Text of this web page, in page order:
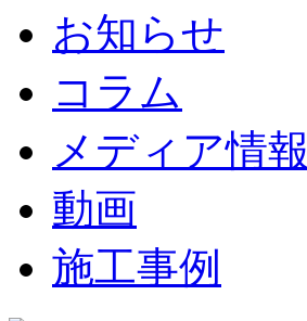
お知らせ
コラム
メディア情報
動画
施工事例